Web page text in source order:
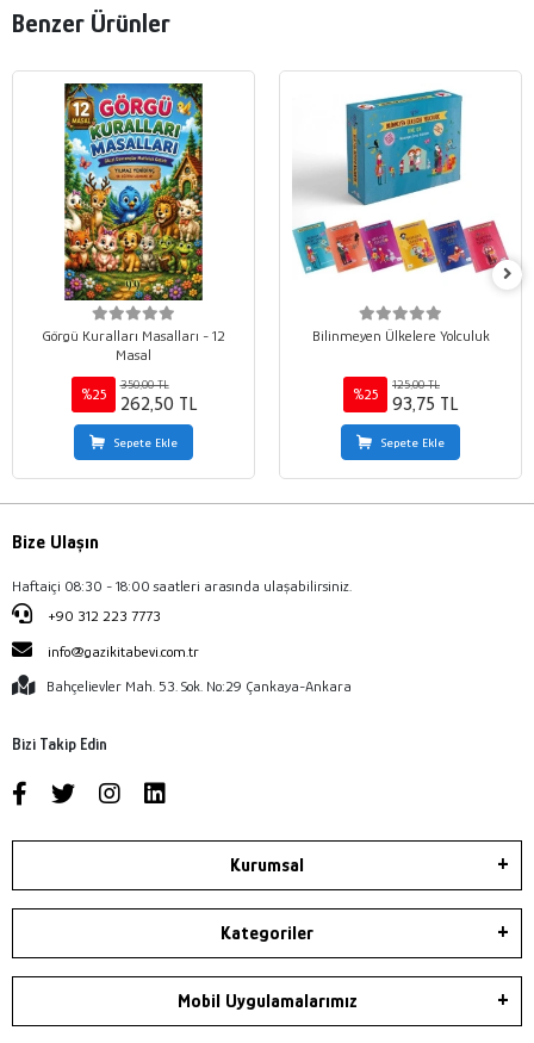
Benzer Ürünler
Görgü Kuralları Masalları - 12
Masal
%25
350,00 TL
262,50 TL
Sepete Ekle
Bilinmeyen Ülkelere Yolculuk
%25
125,00 TL
93,75 TL
Sepete Ekle
Bize Ulaşın
Haftaiçi 08:30 - 18:00 saatleri arasında ulaşabilirsiniz.
+90 312 223 7773
info@gazikitabevi.com.tr
Bahçelievler Mah. 53. Sok. No:29 Çankaya-Ankara
Bizi Takip Edin
Kurumsal
Kategoriler
Mobil Uygulamalarımız